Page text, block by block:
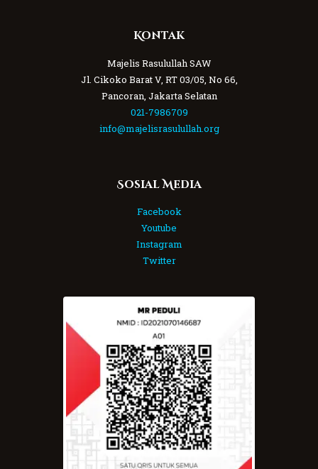
Kontak
Majelis Rasulullah SAW
Jl. Cikoko Barat V, RT 03/05, No 66,
Pancoran, Jakarta Selatan
021-7986709
info@majelisrasulullah.org
Sosial Media
Facebook
Youtube
Instagram
Twitter